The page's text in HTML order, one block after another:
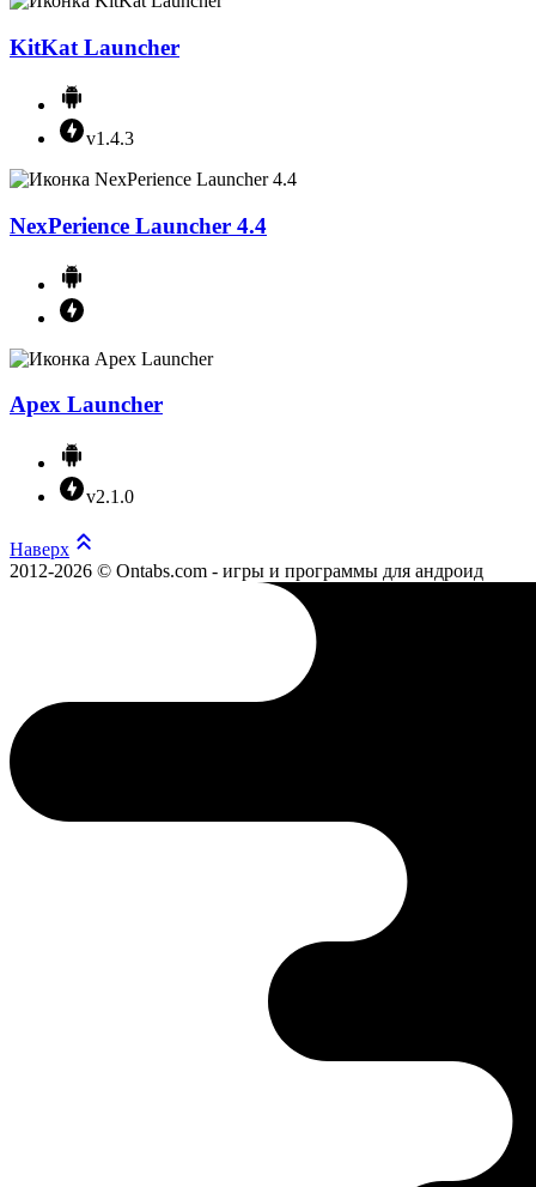
KitKat Launcher
v1.4.3
NexPerience Launcher 4.4
Apex Launcher
v2.1.0
Наверх
2012-2026 © Ontabs.com - игры и программы для андроид